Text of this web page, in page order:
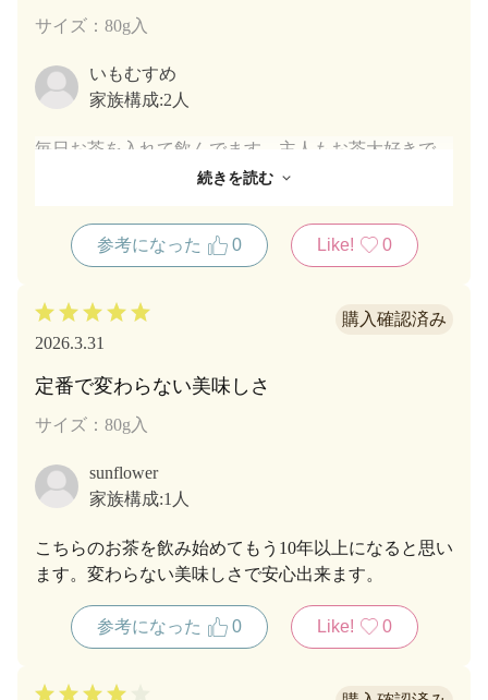
サイズ：80g入
いもむすめ
家族構成:2人
毎日お茶を入れて飲んでます。主人もお茶大好きで
このお茶も風味が良く美味しかったです。
保管が違うのか、近くのお茶屋さんのは余り美味しい
なので、通販のをいつも利用してます。
続きを読む
参考になった 0 Like! 0
2026.3.31
定番で変わらない美味しさ
サイズ：80g入
sunflower
家族構成:1人
こちらのお茶を飲み始めてもう10年以上になると思い
ます。変わらない美味しさで安心出来ます。
参考になった 0 Like! 0